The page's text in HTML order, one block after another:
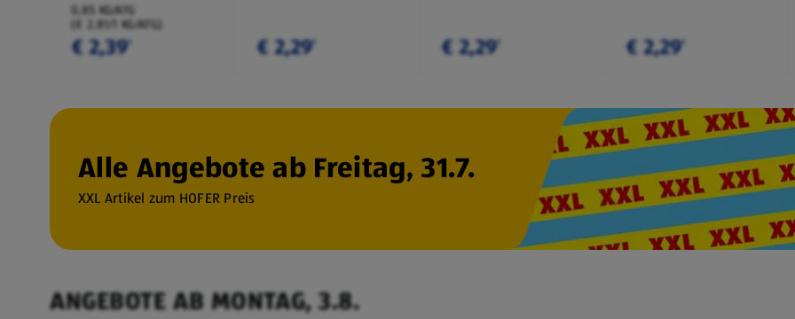
0,85 KG/ATG
(€ 2,81/1 KG/ATG)
€ 2,39¹ € 2,29¹ € 2,29¹ € 2,29¹
Alle Angebote ab Freitag, 31.7.
XXL Artikel zum HOFER Preis
ANGEBOTE AB MONTAG, 3.8.